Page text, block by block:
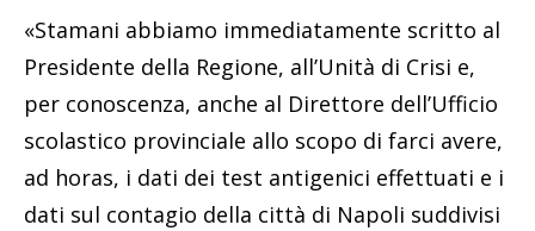
«Stamani abbiamo immediatamente scritto al
Presidente della Regione, all’Unità di Crisi e,
per conoscenza, anche al Direttore dell’Ufficio
scolastico provinciale allo scopo di farci avere,
ad horas, i dati dei test antigenici effettuati e i
dati sul contagio della città di Napoli suddivisi